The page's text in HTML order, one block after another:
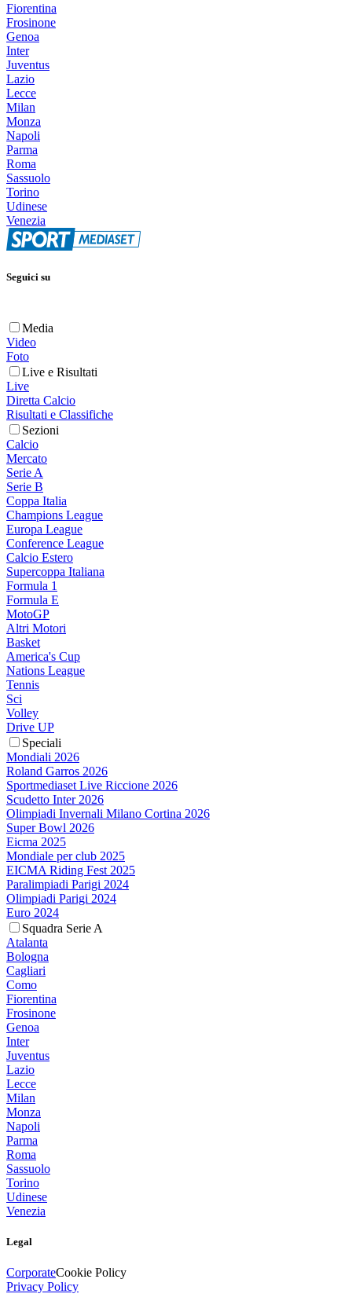
Fiorentina
Frosinone
Genoa
Inter
Juventus
Lazio
Lecce
Milan
Monza
Napoli
Parma
Roma
Sassuolo
Torino
Udinese
Venezia
Seguici su
Media
Video
Foto
Live e Risultati
Live
Diretta Calcio
Risultati e Classifiche
Sezioni
Calcio
Mercato
Serie A
Serie B
Coppa Italia
Champions League
Europa League
Conference League
Calcio Estero
Supercoppa Italiana
Formula 1
Formula E
MotoGP
Altri Motori
Basket
America's Cup
Nations League
Tennis
Sci
Volley
Drive UP
Speciali
Mondiali 2026
Roland Garros 2026
Sportmediaset Live Riccione 2026
Scudetto Inter 2026
Olimpiadi Invernali Milano Cortina 2026
Super Bowl 2026
Eicma 2025
Mondiale per club 2025
EICMA Riding Fest 2025
Paralimpiadi Parigi 2024
Olimpiadi Parigi 2024
Euro 2024
Squadra Serie A
Atalanta
Bologna
Cagliari
Como
Fiorentina
Frosinone
Genoa
Inter
Juventus
Lazio
Lecce
Milan
Monza
Napoli
Parma
Roma
Sassuolo
Torino
Udinese
Venezia
Legal
CorporateCookie Policy
Privacy Policy